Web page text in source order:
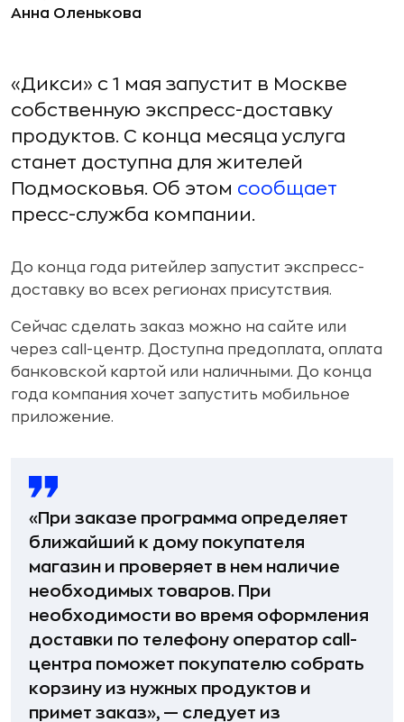
Анна Оленькова
«Дикси» с 1 мая запустит в Москве
собственную экспресс-доставку
продуктов. С конца месяца услуга
станет доступна для жителей
Подмосковья. Об этом сообщает
пресс-служба компании.
До конца года ритейлер запустит экспресс-
доставку во всех регионах присутствия.
Сейчас сделать заказ можно на сайте или
через call-центр. Доступна предоплата, оплата
банковской картой или наличными. До конца
года компания хочет запустить мобильное
приложение.
«При заказе программа определяет
ближайший к дому покупателя
магазин и проверяет в нем наличие
необходимых товаров. При
необходимости во время оформления
доставки по телефону оператор call-
центра поможет покупателю собрать
корзину из нужных продуктов и
примет заказ», — следует из